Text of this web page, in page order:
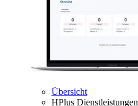
Übersicht
HPlus Dienstleistungen